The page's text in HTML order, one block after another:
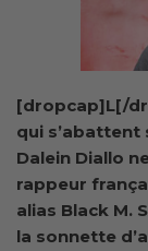
[dropcap]L[/
qui
Dalein Diallo
rappeur
alias Black M.
la sonnette